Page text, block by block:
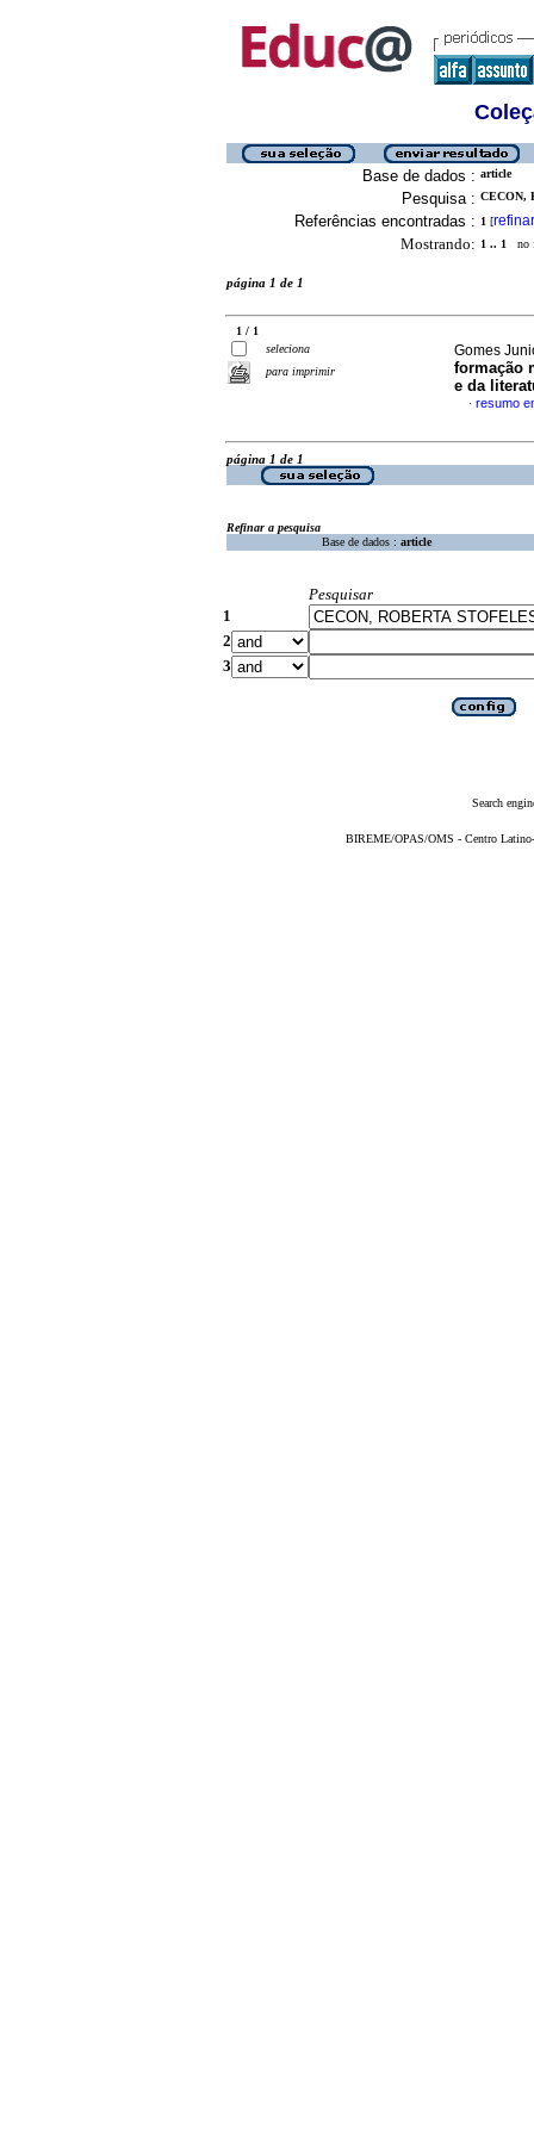
Base de dados : article
Pesquisa : CECON,
Referências encontradas : 1 [refinar
Mostrando: 1 .. 1 no
página 1 de 1
1 / 1
seleciona
para imprimir
Gomes
formação
e da
· resumo
página 1 de 1
Refinar a pesquisa
Base de dados : article
Pesquisar
1
2
3
Search
BIREME/OPAS/OMS - Centro Latino-